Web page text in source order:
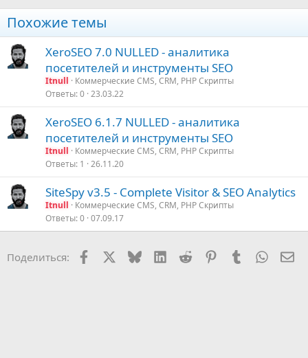
Похожие темы
XeroSEO 7.0 NULLED - аналитика
посетителей и инструменты SEO
Itnull
Коммерческие CMS, CRM, PHP Скрипты
Ответы 0 23.03.22
XeroSEO 6.1.7 NULLED - аналитика
посетителей и инструменты SEO
Itnull
Коммерческие CMS, CRM, PHP Скрипты
Ответы 1 26.11.20
SiteSpy v3.5 - Complete Visitor & SEO Analytics
Itnull
Коммерческие CMS, CRM, PHP Скрипты
Ответы 0 07.09.17
Поделиться: FacebookX (Twitter)
BlueskyLinkedIn
Reddit PinterestTumblr